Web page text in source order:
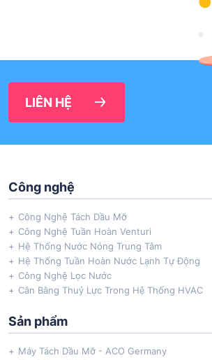
LIÊN HỆ
Công nghệ
Công Nghệ Tách Dầu Mỡ
Công Nghệ Tuần Hoàn Venturi
Hệ Thống Nước Nóng Trung Tâm
Hệ Thống Tuần Hoàn Nước Lạnh Tự Động
Công Nghệ Lọc Nước
Cân Bằng Thuỷ Lực Trong Hệ Thống HVAC
Sản phẩm
Máy Tách Dầu Mỡ - ACO Germany